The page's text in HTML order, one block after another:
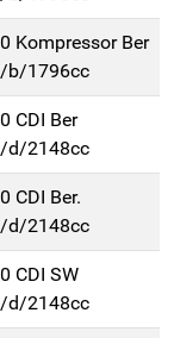
Kompressor Ber
b/1796cc
CDI Ber
d/2148cc
CDI Ber.
d/2148cc
CDI SW
d/2148cc